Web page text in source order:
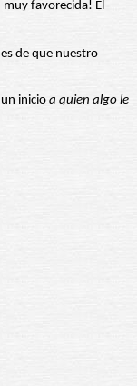
muy favorecida! El
de que nuestro
inicio a quien algo le